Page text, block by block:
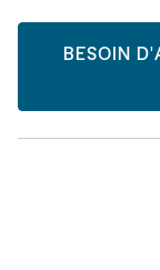
BESOIN